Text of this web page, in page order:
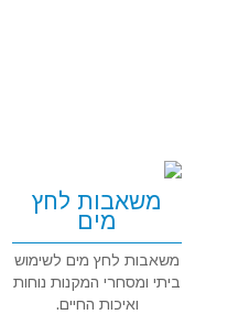
משאבות לחץ
מים
משאבות לחץ מים לשימוש
ביתי ומסחרי המקנות נוחות
ואיכות החיים.